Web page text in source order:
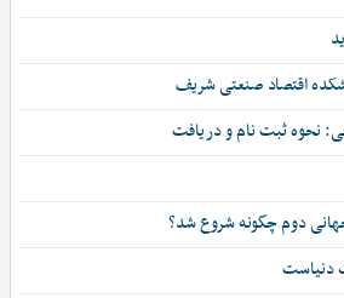
اقتصاد صنعتی شریف
نحوه ثبت نام و دریافت
دوم چگونه شروع شد؟
دنیاست